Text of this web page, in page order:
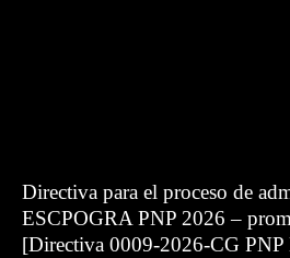
Directiva para el proceso de
ESCPOGRA PNP 2026 –
[Directiva 0009-2026-CG